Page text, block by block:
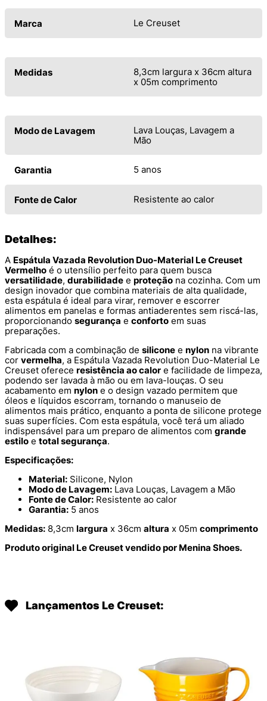
Marca Le Creuset
Medidas
8,3cm largura x 36cm altura
x 05m comprimento
Modo de Lavagem
Lava Louças, Lavagem a
Mão
Garantia 5 anos
Fonte de Calor Resistente ao calor
Detalhes:
A Espátula Vazada Revolution Duo-Material Le Creuset
Vermelho é o utensílio perfeito para quem busca
versatilidade, durabilidade e proteção na cozinha. Com um
design inovador que combina materiais de alta qualidade,
esta espátula é ideal para virar, remover e escorrer
alimentos em panelas e formas antiaderentes sem riscá-las,
proporcionando segurança e conforto em suas
preparações.
Fabricada com a combinação de silicone e nylon na vibrante
cor vermelha, a Espátula Vazada Revolution Duo-Material Le
Creuset oferece resistência ao calor e facilidade de limpeza,
podendo ser lavada à mão ou em lava-louças. O seu
acabamento em nylon e o design vazado permitem que
óleos e líquidos escorram, tornando o manuseio de
alimentos mais prático, enquanto a ponta de silicone protege
suas superfícies. Com esta espátula, você terá um aliado
indispensável para um preparo de alimentos com grande
estilo e total segurança.
Especificações:
Material: Silicone, Nylon
Modo de Lavagem: Lava Louças, Lavagem a Mão
Fonte de Calor: Resistente ao calor
Garantia: 5 anos
Medidas: 8,3cm largura x 36cm altura x 05m comprimento
Produto original Le Creuset vendido por Menina Shoes.
Lançamentos Le Creuset: